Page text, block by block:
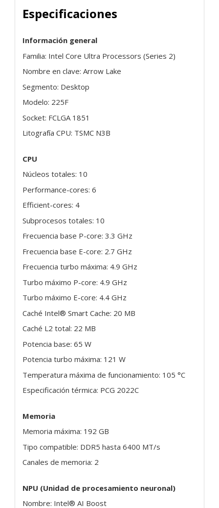
Especificaciones
Información general
Familia: Intel Core Ultra Processors (Series 2)
Nombre en clave: Arrow Lake
Segmento: Desktop
Modelo: 225F
Socket: FCLGA 1851
Litografía CPU: TSMC N3B
CPU
Núcleos totales: 10
Performance-cores: 6
Efficient-cores: 4
Subprocesos totales: 10
Frecuencia base P-core: 3.3 GHz
Frecuencia base E-core: 2.7 GHz
Frecuencia turbo máxima: 4.9 GHz
Turbo máximo P-core: 4.9 GHz
Turbo máximo E-core: 4.4 GHz
Caché Intel® Smart Cache: 20 MB
Caché L2 total: 22 MB
Potencia base: 65 W
Potencia turbo máxima: 121 W
Temperatura máxima de funcionamiento: 105 °C
Especificación térmica: PCG 2022C
Memoria
Memoria máxima: 192 GB
Tipo compatible: DDR5 hasta 6400 MT/s
Canales de memoria: 2
NPU (Unidad de procesamiento neuronal)
Nombre: Intel® AI Boost